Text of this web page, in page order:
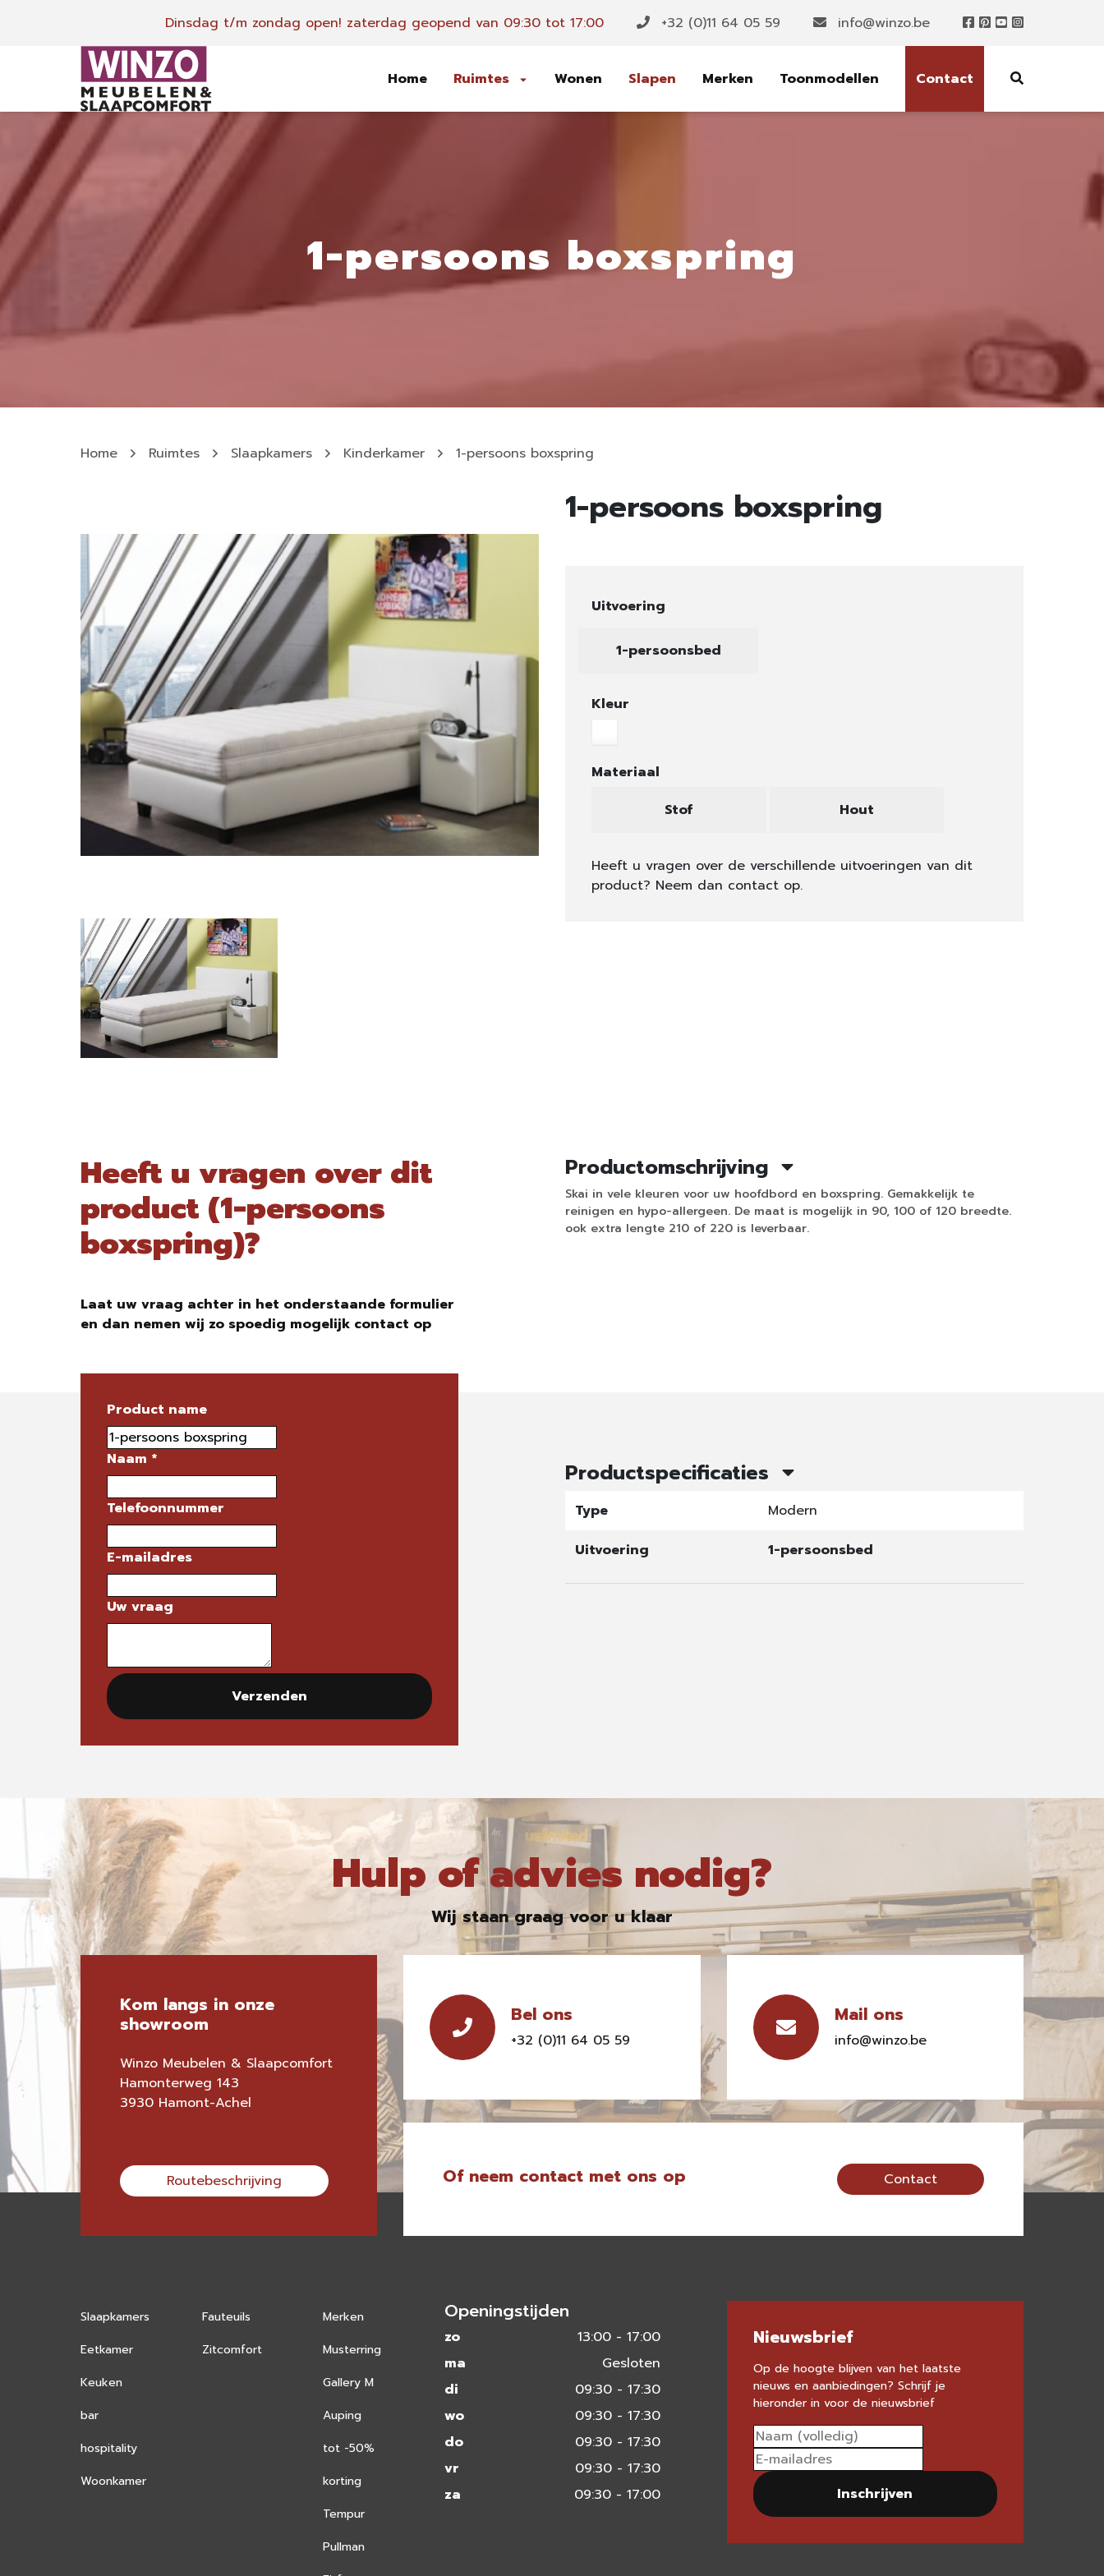
Dinsdag t/m zondag open! zaterdag geopend van 09:30 tot 17:00 +32 (0)11 64 05 59 info@winzo.be
Home Ruimtes Wonen Slapen Merken Toonmodellen Contact
1-persoons boxspring
Home Ruimtes Slaapkamers Kinderkamer 1-persoons boxspring
1-persoons boxspring
Uitvoering
1-persoonsbed
Kleur
Materiaal
Stof
Hout
Heeft u vragen over de verschillende uitvoeringen van dit
product? Neem dan contact op.
Heeft u vragen over dit
product (1-persoons
boxspring)?
Laat uw vraag achter in het onderstaande formulier
en dan nemen wij zo spoedig mogelijk contact op
Product name
Naam *
Telefoonnummer
E-mailadres
Uw vraag
Verzenden
Productomschrijving
Skai in vele kleuren voor uw hoofdbord en boxspring. Gemakkelijk te
reinigen en hypo-allergeen. De maat is mogelijk in 90, 100 of 120 breedte.
ook extra lengte 210 of 220 is leverbaar.
Productspecificaties
Type
Modern
Uitvoering
1-persoonsbed
Hulp of advies nodig?
Wij staan graag voor u klaar
Kom langs in onze
showroom
Winzo Meubelen & Slaapcomfort
Hamonterweg 143
3930 Hamont-Achel
Routebeschrijving
Bel ons
+32 (0)11 64 05 59
Mail ons
info@winzo.be
Of neem contact met ons op Contact
Slaapkamers
Eetkamer
Keuken
bar
hospitality
Woonkamer
Fauteuils
Zitcomfort
Merken
Musterring
Gallery M
Auping
tot -50%
korting
Tempur
Pullman
Openingstijden
zo
13:00 - 17:00
ma
Gesloten
di
09:30 - 17:30
wo
09:30 - 17:30
do
09:30 - 17:30
vr
09:30 - 17:30
za
09:30 - 17:00
Nieuwsbrief
Op de hoogte blijven van het laatste
nieuws en aanbiedingen? Schrijf je
hieronder in voor de nieuwsbrief
Inschrijven